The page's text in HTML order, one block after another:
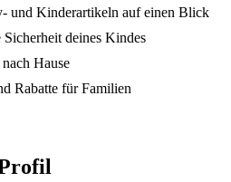
und Kinderartikeln auf einen Blick
deines Kindes
Hause
Rabatte für Familien